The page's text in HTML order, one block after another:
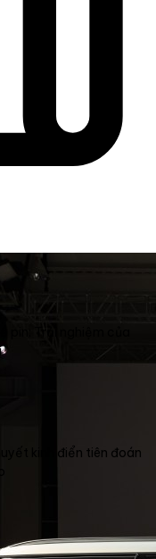
pin: Trải nghiệm của
kinh điển tiên đoán